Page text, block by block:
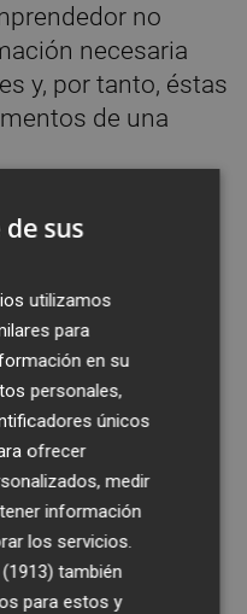
no
necesaria
y, por tanto, éstas
de una
que inicialmente
de negocio
de hipótesis, se
"lo más
invalidarlas a
que pensamos
lo antes
sus
utilizamos
para
en su
personales,
únicos
ofrecer
medir
información
los servicios.
también
para estos y